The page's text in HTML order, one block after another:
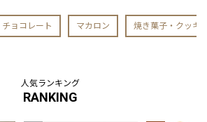
チョコレート マカロン 焼き菓子・クッキ
人気ランキング
RANKING